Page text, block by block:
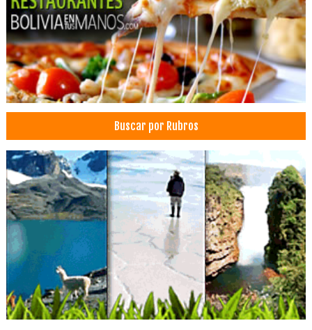
Buscar por Rubros